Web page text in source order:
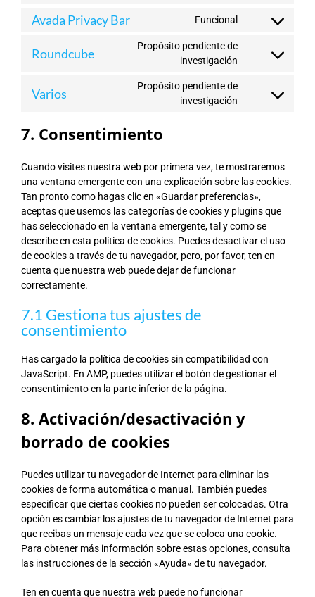
wordpress
service
analytics
Avada Privacy Bar Funcional
Consent
service
Roundcube
Propósito pendiente de
investigación
Consent
service
Varios
Propósito pendiente de
investigación
Consent
7. Consentimiento
Cuando visites nuestra web por primera vez, te mostraremos
una ventana emergente con una explicación sobre las cookies.
Tan pronto como hagas clic en «Guardar preferencias»,
aceptas que usemos las categorías de cookies y plugins que
has seleccionado en la ventana emergente, tal y como se
describe en esta política de cookies. Puedes desactivar el uso
de cookies a través de tu navegador, pero, por favor, ten en
cuenta que nuestra web puede dejar de funcionar
correctamente.
7.1 Gestiona tus ajustes de
consentimiento
Has cargado la política de cookies sin compatibilidad con
JavaScript. En AMP, puedes utilizar el botón de gestionar el
consentimiento en la parte inferior de la página.
8. Activación/desactivación y
borrado de cookies
Puedes utilizar tu navegador de Internet para eliminar las
cookies de forma automática o manual. También puedes
especificar que ciertas cookies no pueden ser colocadas. Otra
opción es cambiar los ajustes de tu navegador de Internet para
que recibas un mensaje cada vez que se coloca una cookie.
Para obtener más información sobre estas opciones, consulta
las instrucciones de la sección «Ayuda» de tu navegador.
Ten en cuenta que nuestra web puede no funcionar